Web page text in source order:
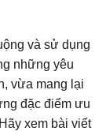
và sử dụng
những yêu
vừa mang lại
đặc điểm ưu
xem bài viết